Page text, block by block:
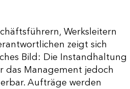
Werksleitern
zeigt sich
Bild: Die Instandhaltung
das Management jedoch
Aufträge werden